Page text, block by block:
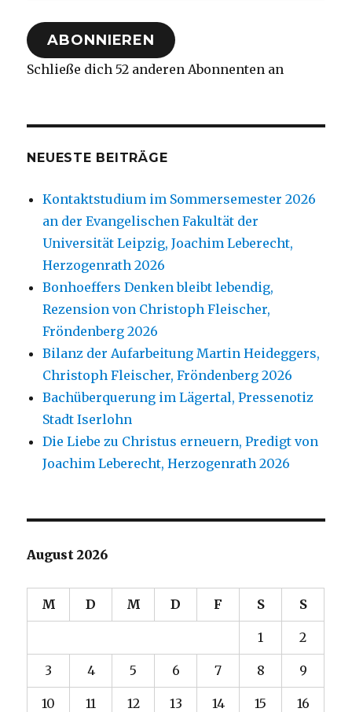
Adresse
ABONNIEREN
Schließe dich 52 anderen Abonnenten an
NEUESTE BEITRÄGE
Kontaktstudium im Sommersemester 2026
an der Evangelischen Fakultät der
Universität Leipzig, Joachim Leberecht,
Herzogenrath 2026
Bonhoeffers Denken bleibt lebendig,
Rezension von Christoph Fleischer,
Fröndenberg 2026
Bilanz der Aufarbeitung Martin Heideggers,
Christoph Fleischer, Fröndenberg 2026
Bachüberquerung im Lägertal, Pressenotiz
Stadt Iserlohn
Die Liebe zu Christus erneuern, Predigt von
Joachim Leberecht, Herzogenrath 2026
August 2026
M D M D F S S
1 2
3 4 5 6 7 8 9
10 11 12 13 14 15 16